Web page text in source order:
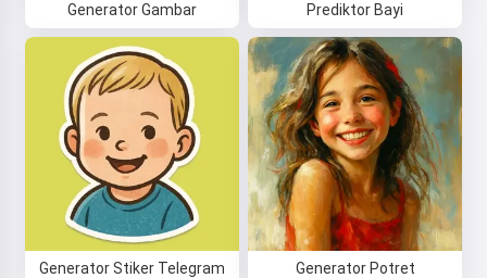
Generator Gambar Prediktor Bayi
Generator Stiker Telegram Generator Potret